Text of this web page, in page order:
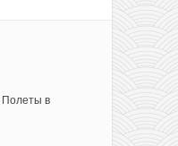
Полеты в